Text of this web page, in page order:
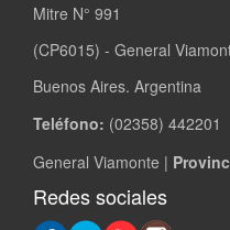
Mitre N° 991
(CP6015) - General
Buenos Aires. Argentina
Teléfono: (02358) 442201
General Viamonte |
Redes sociales